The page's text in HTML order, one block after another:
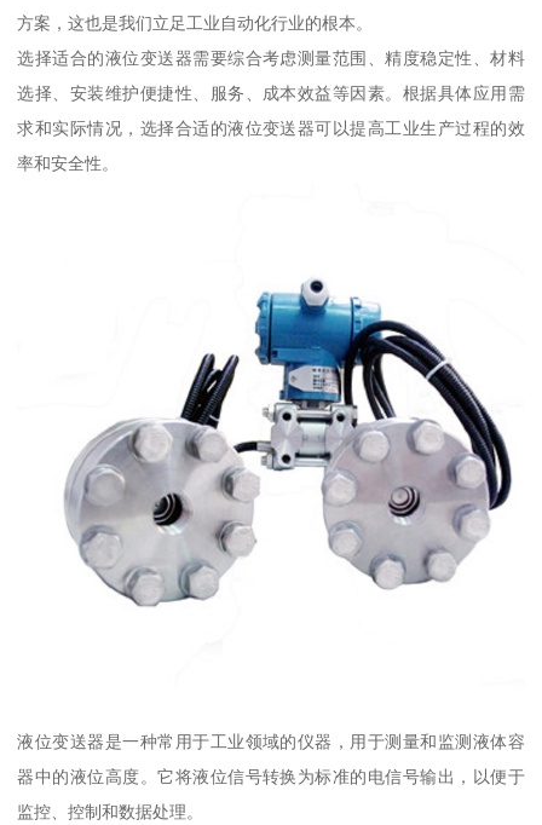
方案，这也是我们立足工业自动化行业的根本。
选择适合的液位变送器需要综合考虑测量范围、精度稳定性、材料
选择、安装维护便捷性、服务、成本效益等因素。根据具体应用需
求和实际情况，选择合适的液位变送器可以提高工业生产过程的效
率和安全性。
液位变送器是一种常用于工业领域的仪器，用于测量和监测液体容
器中的液位高度。它将液位信号转换为标准的电信号输出，以便于
监控、控制和数据处理。